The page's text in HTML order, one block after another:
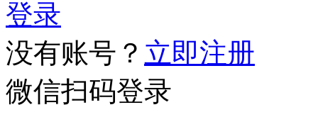
登录
没有账号？ 立即注册
微信扫码登录